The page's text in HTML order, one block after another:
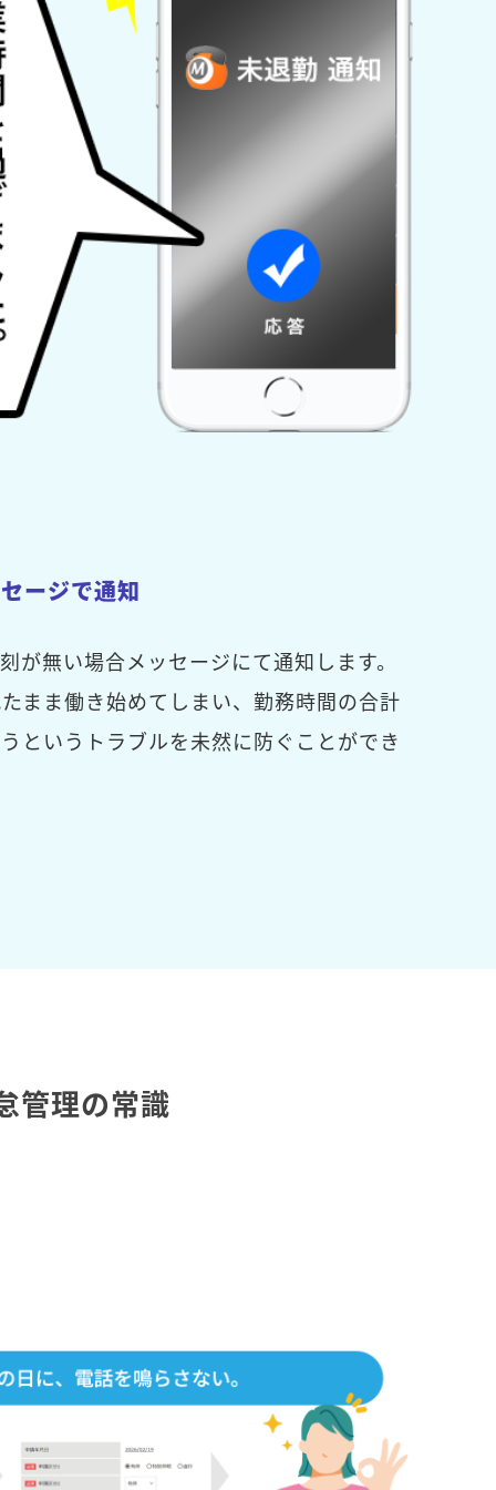
ージで通知
が無い場合メッセージにて通知します。
まま働き始めてしまい、勤務時間の合計
というトラブルを未然に防ぐことができ
管理の常識